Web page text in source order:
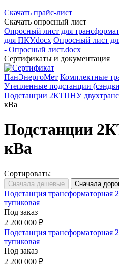
Скачать прайс-лист
Скачать опросный лист
Опросный лист для
для ПКУ.docx Опросный лист
- Опросный лист.docx
Сертификаты и документация
ПанЭнергоМет Комплектные
Утепленные подстанции
Подстанции 2КТПНУ
кВа
Подстанции
кВа
Сортировать:
Подстанция
тупиковая
Под заказ
2 200 000 ₽
Подстанция
тупиковая
Под заказ
2 200 000 ₽